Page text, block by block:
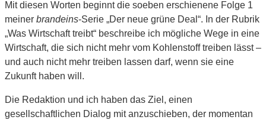
Mit diesen Worten beginnt die soeben erschienene Folge 1
meiner brandeins-Serie „Der neue grüne Deal“. In der Rubrik
„Was Wirtschaft treibt“ beschreibe ich mögliche Wege in eine
Wirtschaft, die sich nicht mehr vom Kohlenstoff treiben lässt –
und auch nicht mehr treiben lassen darf, wenn sie eine
Zukunft haben will.
Die Redaktion und ich haben das Ziel, einen
gesellschaftlichen Dialog mit anzuschieben, der momentan